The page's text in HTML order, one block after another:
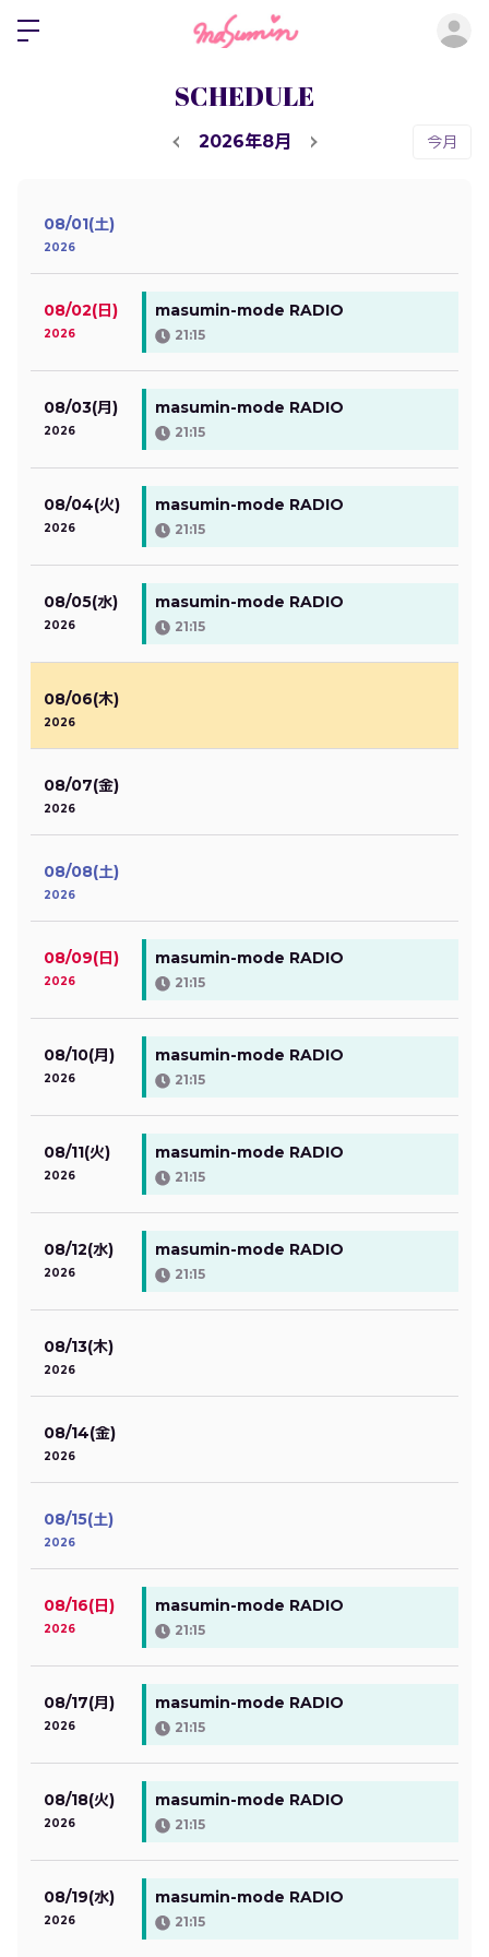
SCHEDULE
2026年8月 今月
08/01(土)
2026
08/02(日)
2026
masumin-mode RADIO
21:15
08/03(月)
2026
masumin-mode RADIO
21:15
08/04(火)
2026
masumin-mode RADIO
21:15
08/05(水)
2026
masumin-mode RADIO
21:15
08/06(木)
2026
08/07(金)
2026
08/08(土)
2026
08/09(日)
2026
masumin-mode RADIO
21:15
08/10(月)
2026
masumin-mode RADIO
21:15
08/11(火)
2026
masumin-mode RADIO
21:15
08/12(水)
2026
masumin-mode RADIO
21:15
08/13(木)
2026
08/14(金)
2026
08/15(土)
2026
08/16(日)
2026
masumin-mode RADIO
21:15
08/17(月)
2026
masumin-mode RADIO
21:15
08/18(火)
2026
masumin-mode RADIO
21:15
08/19(水)
2026
masumin-mode RADIO
21:15